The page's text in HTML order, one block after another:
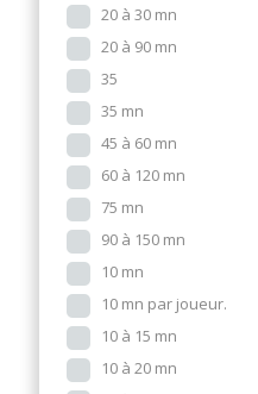
20 à 30 mn
20 à 90 mn
35
35 mn
45 à 60 mn
60 à 120 mn
75 mn
90 à 150 mn
10 mn
10 mn par joueur.
10 à 15 mn
10 à 20 mn